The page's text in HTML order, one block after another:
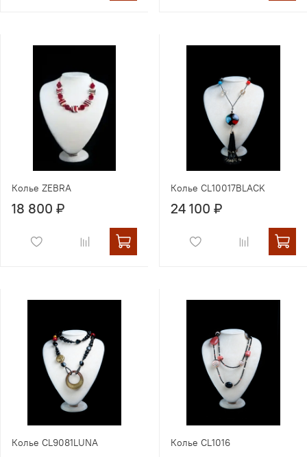
Колье ZEBRA
18 800 ₽
Колье CL10017BLACK
24 100 ₽
Колье CL9081LUNA Колье CL1016